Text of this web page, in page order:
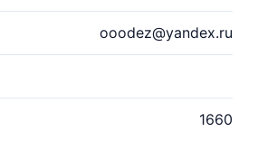
ooodez@yandex.ru
1660